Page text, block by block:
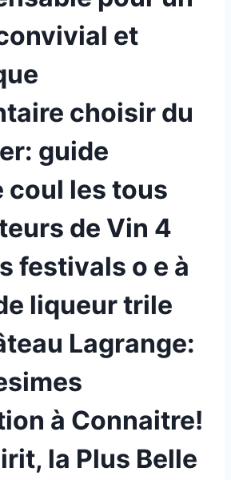
et
choisir du
guide
coul les tous
de Vin 4
festivals o e à
liqueur trile
Lagrange:
à Connaitre!
la Plus Belle